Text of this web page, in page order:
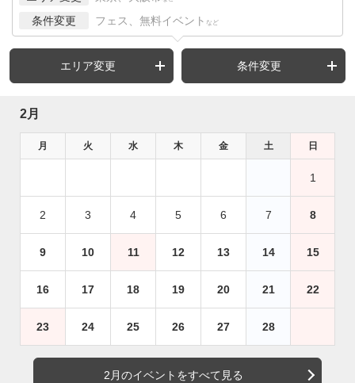
条件変更 フェス、無料イベント など
エリア変更 条件変更
2月
月 火 水 木 金 土 日
1
2 3 4 5 6 7 8
9 10 11 12 13 14 15
16 17 18 19 20 21 22
23 24 25 26 27 28
2月のイベントをすべて見る